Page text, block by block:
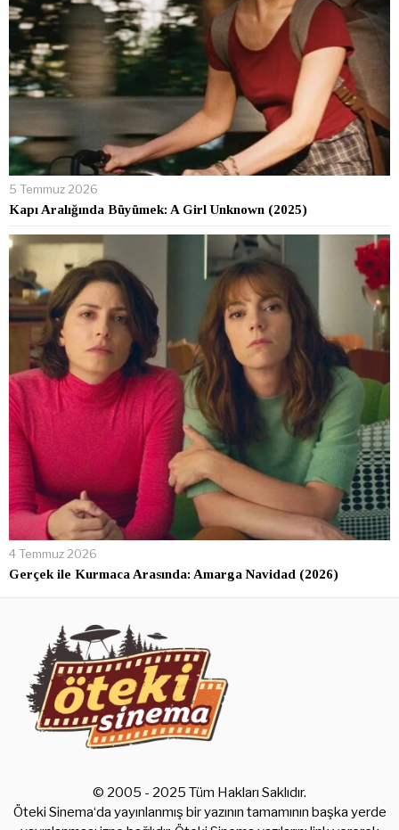
5 Temmuz 2026
Kapı Aralığında Büyümek: A Girl Unknown (2025)
4 Temmuz 2026
Gerçek ile Kurmaca Arasında: Amarga Navidad (2026)
© 2005 - 2025 Tüm Hakları Saklıdır.
Öteki Sinema‘da yayınlanmış bir yazının tamamının başka yerde